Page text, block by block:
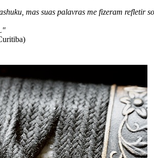
mas suas palavras me fizeram refletir